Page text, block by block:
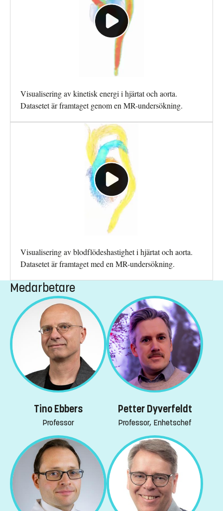
Visualisering av kinetisk energi i hjärtat och aorta.
Datasetet är framtaget genom en MR-undersökning.
Visualisering av blodflödeshastighet i hjärtat och aorta.
Datasetet är framtaget med en MR-undersökning.
Medarbetare
Tino Ebbers
Professor
Petter Dyverfeldt
Professor, Enhetschef